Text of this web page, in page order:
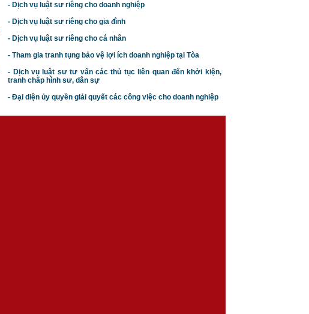
Thủ tục tạm ngừng kinh
- Dịch vụ luật sư riêng cho doanh nghiệp
- Dịch vụ luật sư riêng cho gia đình
- Dịch vụ luật sư riêng cho cá nhân
- Tham gia tranh tụng bảo vệ lợi ích doanh nghiệp tại Tòa
- Dịch vụ luật sư tư vấn các thủ tục liên quan đến khởi kiện,
tranh chấp hình sư, dân sự
- Đại diện ủy quyền giải quyết các công việc cho doanh nghiệp